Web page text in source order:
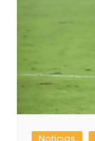
Noticias